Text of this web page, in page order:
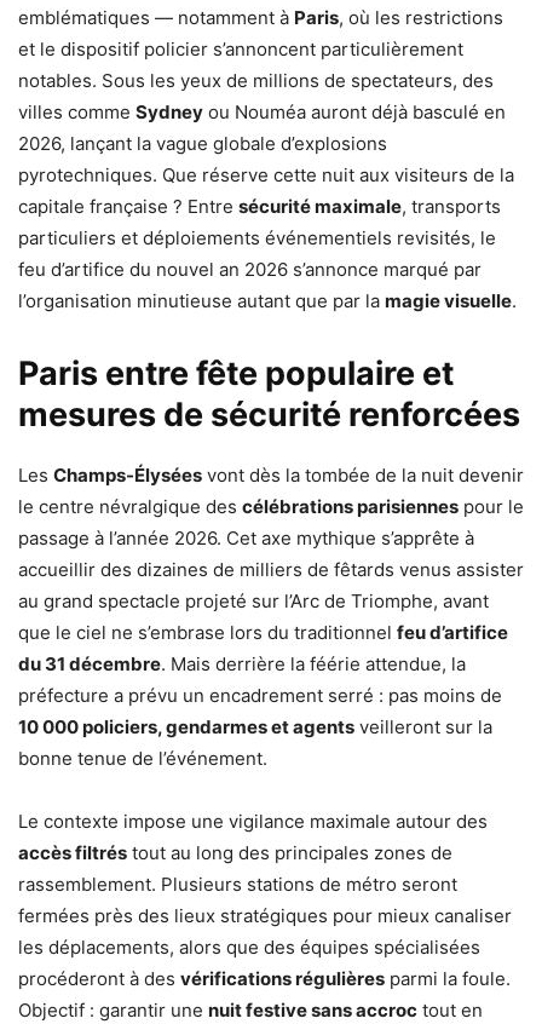
emblématiques — notamment à Paris, où les restrictions
et le dispositif policier s’annoncent particulièrement
notables. Sous les yeux de millions de spectateurs, des
villes comme Sydney ou Nouméa auront déjà basculé en
2026, lançant la vague globale d’explosions
pyrotechniques. Que réserve cette nuit aux visiteurs de la
capitale française ? Entre sécurité maximale, transports
particuliers et déploiements événementiels revisités, le
feu d’artifice du nouvel an 2026 s’annonce marqué par
l’organisation minutieuse autant que par la magie visuelle.
Paris entre fête populaire et
mesures de sécurité renforcées
Les Champs-Élysées vont dès la tombée de la nuit devenir
le centre névralgique des célébrations parisiennes pour le
passage à l’année 2026. Cet axe mythique s’apprête à
accueillir des dizaines de milliers de fêtards venus assister
au grand spectacle projeté sur l’Arc de Triomphe, avant
que le ciel ne s’embrase lors du traditionnel feu d’artifice
du 31 décembre. Mais derrière la féérie attendue, la
préfecture a prévu un encadrement serré : pas moins de
10 000 policiers, gendarmes et agents veilleront sur la
bonne tenue de l’événement.
Le contexte impose une vigilance maximale autour des
accès filtrés tout au long des principales zones de
rassemblement. Plusieurs stations de métro seront
fermées près des lieux stratégiques pour mieux canaliser
les déplacements, alors que des équipes spécialisées
procéderont à des vérifications régulières parmi la foule.
Objectif : garantir une nuit festive sans accroc tout en